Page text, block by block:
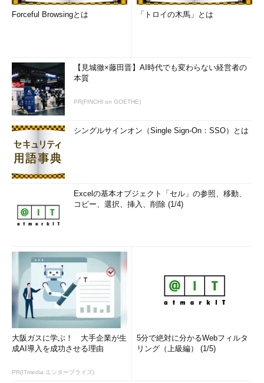
Forceful Browsingとは 「トロイの木馬」とは
【見城徹×藤田晋】AI時代でも変わらない経営者の
本質
PR(FINCHI on GOETHE)
シングルサインオン（Single Sign-On：SSO）とは
Excelの基本オブジェクト「セル」の参照、移動、
コピー、選択、挿入、削除 (1/4)
大阪ガスに学ぶ！ 大手企業が生
成AI導入を成功させる理由
PR(ITmedia エンタープライズ)
5分で絶対に分かるWebフィルタ
リング（上級編） (1/5)